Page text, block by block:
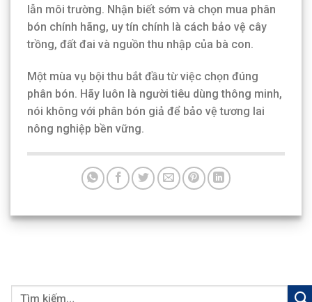
lẫn môi trường. Nhận biết sớm và chọn mua phân
bón chính hãng, uy tín chính là cách bảo vệ cây
trồng, đất đai và nguồn thu nhập của bà con.
Một mùa vụ bội thu bắt đầu từ việc chọn đúng
phân bón. Hãy luôn là người tiêu dùng thông minh,
nói không với phân bón giả để bảo vệ tương lai
nông nghiệp bền vững.